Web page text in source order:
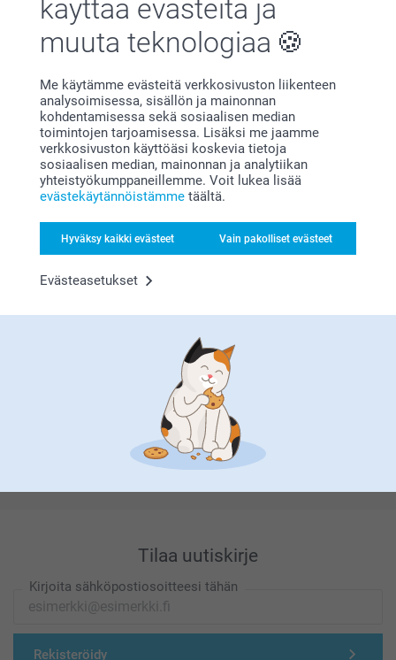
käyttää evästeitä ja
muuta teknologiaa
Me käytämme evästeitä verkkosivuston liikenteen
analysoimisessa, sisällön ja mainonnan
kohdentamisessa sekä sosiaalisen median
toimintojen tarjoamisessa. Lisäksi me jaamme
verkkosivuston käyttöäsi koskevia tietoja
sosiaalisen median, mainonnan ja analytiikan
yhteistyökumppaneillemme. Voit lukea lisää
evästekäytännöistämme täältä.
Hyväksy kaikki evästeet Vain pakolliset evästeet
Evästeasetukset
Bonusta kaikista tilauksista
Olemme täällä sinun vuoksesi
Tilaa uutiskirje
Kirjoita sähköpostiosoitteesi tähän
Rekisteröidy